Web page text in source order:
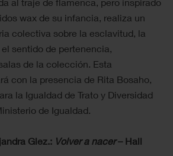
wax de su infancia, realiza un
colectiva sobre la esclavitud, la
sentido de pertenencia,
de la colección. Esta
con la presencia de Rita Bosaho,
la Igualdad de Trato y Diversidad
de Igualdad.
Glez.: Volver a nacer– Hall